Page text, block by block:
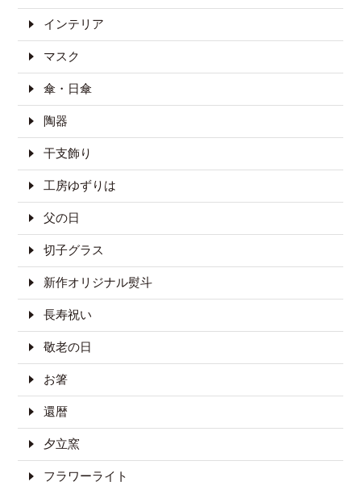
インテリア
マスク
傘・日傘
陶器
干支飾り
工房ゆずりは
父の日
切子グラス
新作オリジナル熨斗
長寿祝い
敬老の日
お箸
還暦
夕立窯
フラワーライト